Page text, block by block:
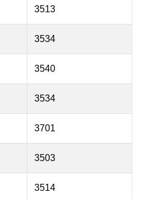
3513
3534
3540
3534
3701
3503
3514